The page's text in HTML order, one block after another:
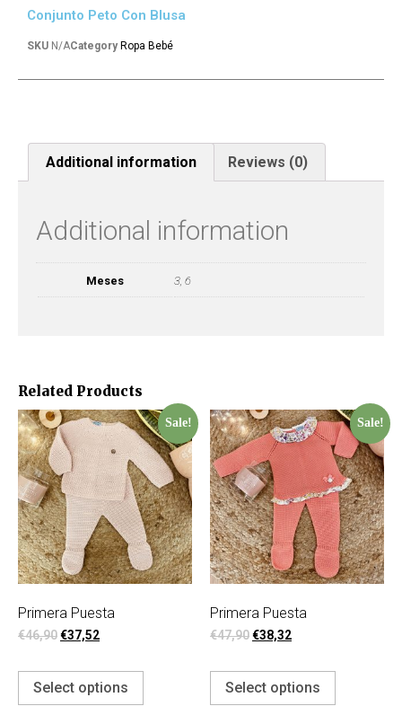
Related Products
Sale!
Primera Puesta
€46,90€37,52
Select options
Sale!
Primera Puesta
€47,90€38,32
Select options
Conjunto Peto Con Blusa
SKU N/ACategory Ropa Bebé
Additional information Reviews (0)
Additional information
Meses 3, 6